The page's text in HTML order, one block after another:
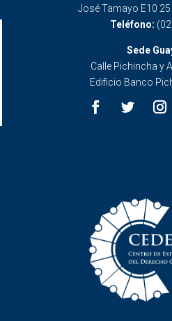
José Tamayo E10
Teléfono:
Sede
Calle Pichincha y
Edificio Banco